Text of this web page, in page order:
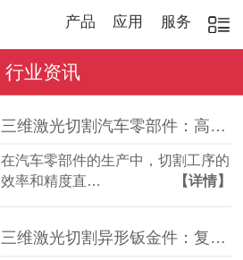
产品 应用 服务
行业资讯
三维激光切割汽车零部件：高效稳定，适配多品种加工
在汽车零部件的生产中，切割工序的
效率和精度直…
【详情】
三维激光切割异形钣金件：复杂轮廓一机成型